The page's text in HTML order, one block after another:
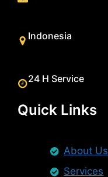
Indonesia
24 H Service
Quick Links
About Us
Services